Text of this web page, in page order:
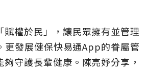
賦權於民」，讓民眾擁有並管理
更發展健保快易通App的眷屬管
守護長輩健康。陳亮妤分享，